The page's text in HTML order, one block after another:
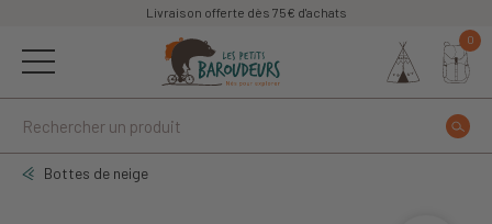
Livraison offerte dès 75€ d'achats
0
Bottes de neige